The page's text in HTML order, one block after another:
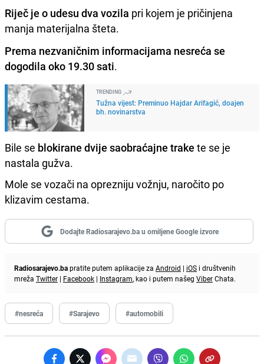
Riječ je o udesu dva vozila pri kojem je pričinjena
manja materijalna šteta.
Prema nezvaničnim informacijama nesreća se
dogodila oko 19.30 sati.
TRENDING
Tužna vijest: Preminuo Hajdar Arifagić, doajen
bh. novinarstva
Bile se blokirane dvije saobraćajne trake te se je
nastala gužva.
Mole se vozači na oprezniju vožnju, naročito po
klizavim cestama.
Dodajte Radiosarajevo.ba u omiljene Google izvore
Radiosarajevo.bapratite putem aplikacije za Android | iOS i društvenih
mreža Twitter | Facebook | Instagram, kao i putem našeg ViberChata.
#nesreća #Sarajevo #automobili